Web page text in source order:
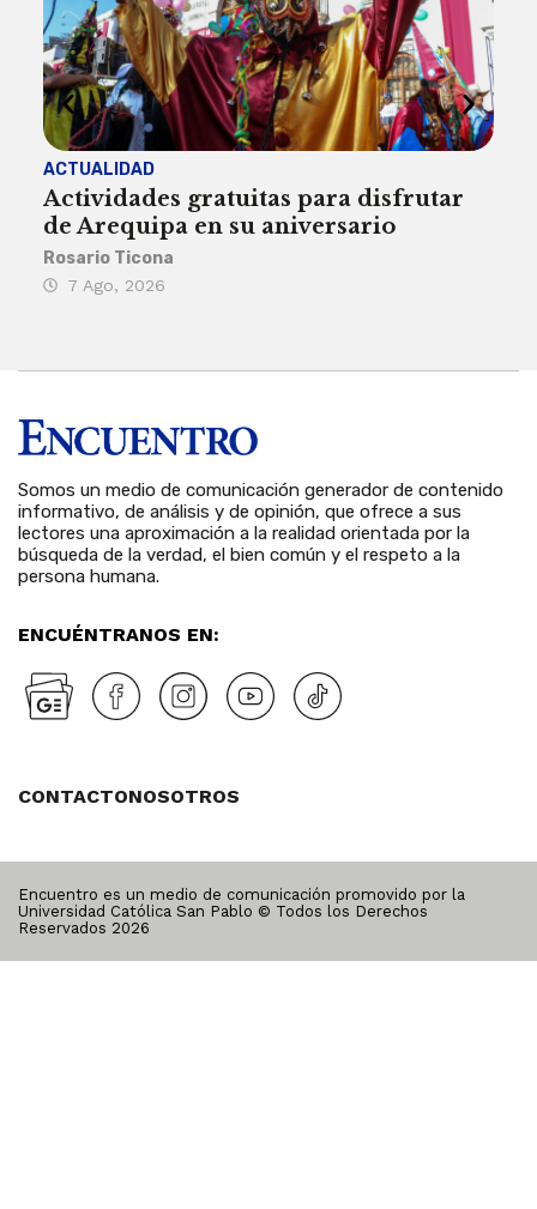
ACTUALIDAD
Actividades gratuitas para disfrutar
de Arequipa en su aniversario
Rosario Ticona
7 Ago, 2026
Somos un medio de comunicación generador de contenido
informativo, de análisis y de opinión, que ofrece a sus
lectores una aproximación a la realidad orientada por la
búsqueda de la verdad, el bien común y el respeto a la
persona humana.
ENCUÉNTRANOS EN:
CONTACTONOSOTROS
Encuentro es un medio de comunicación promovido por la
Universidad Católica San Pablo © Todos los Derechos
Reservados 2026